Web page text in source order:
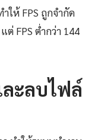
ให้ FPS ถูกจำกัด
FPS ต่ำกว่า 144
ะลบไฟล์